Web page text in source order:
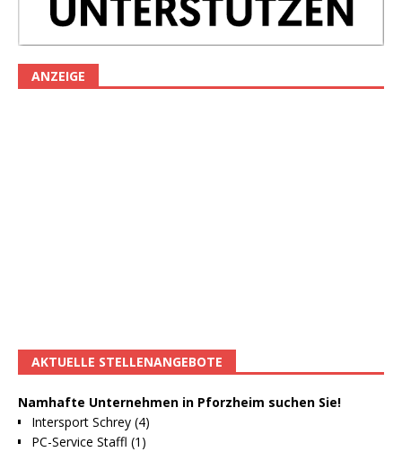
ANZEIGE
AKTUELLE STELLENANGEBOTE
Namhafte Unternehmen in Pforzheim suchen Sie!
Intersport Schrey (4)
PC-Service Staffl (1)